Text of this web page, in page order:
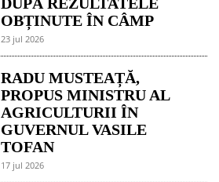
OBȚINUTE ÎN CÂMP
23 jul 2026
RADU MUSTEAȚĂ,
PROPUS MINISTRU AL
AGRICULTURII ÎN
GUVERNUL VASILE
TOFAN
17 jul 2026